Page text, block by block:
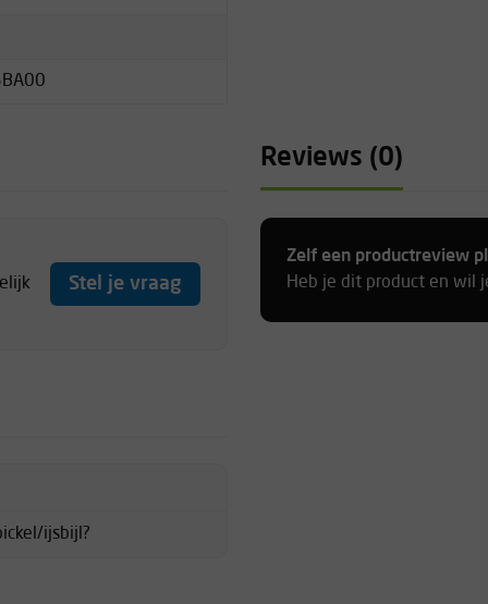
Stel je vraag
Reviews (0)
Zelf een productreview
Heb je dit product en wil
ijsbijl?